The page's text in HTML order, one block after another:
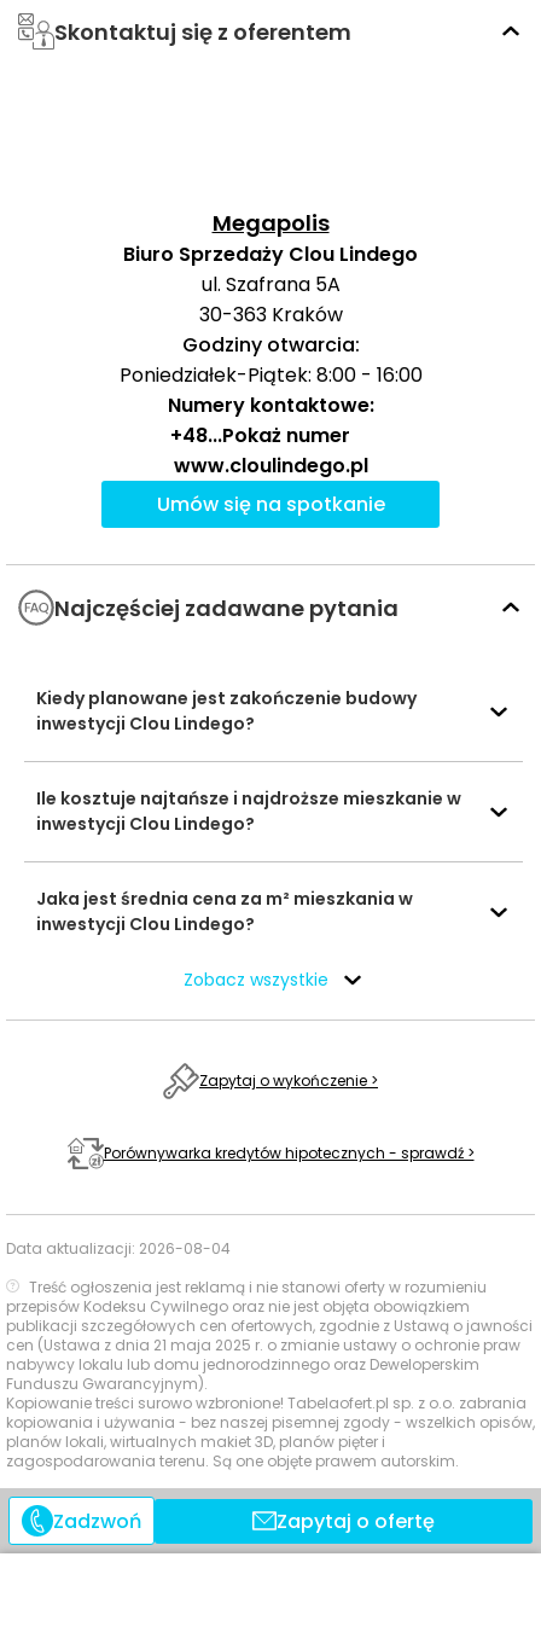
Lokalizacja zapewnia dobrą
codzienną dostępność komunikacji miejskiej, a
najmocniejszym atutem jest bliski przystanek Lindego
oraz szeroka oferta autobusowo-tramwajowa w rejonie
Bronowic Małych.
Ważne miejsca w okolicy: edukacja, sport,
zakupy i rozrywka
placówki edukacyjne, obiekty sportowe oraz punkty
zakupowo-rozrywkowe, które dobrze wspierają
codzienne potrzeby mieszkańców.
Typ usługi Nazwa usługi Odległość
Przedszkola
Ogród Empatii -
Przedszkole
Alternatywne
1020 m 13 min
Przedszkole
Gwiazdeczka
średnie
XVIII Liceum
XVII Liceum
im. Młodej Polski
Uczelnie
Kampus Balicka
Uniwersytet
2095 m 26 min
Baseny i
Obiekty
sportowe
Bronowianka 960 m 12 min
Basen AGH 2698 m 35 min
Centra
handlowe
Galeria
Bronowice
2878 m 38 min
Ocena Tabelaofert:Lokalizacja zapewnia wygodny
dostęp do codziennej infrastruktury edukacyjnej i
sportowej, a dodatkowym atutem jest bliskość dużego
centrum handlowego.
Skontaktuj się z oferentem
Megapolis
Biuro Sprzedaży Clou Lindego
ul. Szafrana 5A
30-363 Kraków
Godziny otwarcia:
Poniedziałek-Piątek: 8:00 - 16:00
Numery kontaktowe:
+48...Pokaż numer
www.cloulindego.pl
Umów się na spotkanie
Najczęściej zadawane pytania
Kiedy planowane jest zakończenie budowy
inwestycji Clou Lindego?
Ile kosztuje najtańsze i najdroższe mieszkanie w
inwestycji Clou Lindego?
Jaka jest średnia cena za m² mieszkania w
inwestycji Clou Lindego?
Zobacz wszystkie
Zapytaj o wykończenie >
Porównywarka kredytów hipotecznych - sprawdź >
Data aktualizacji: 2026-08-04
Treść ogłoszenia jest reklamą i nie stanowi oferty w rozumieniu
przepisów Kodeksu Cywilnego oraz nie jest objęta obowiązkiem
publikacji szczegółowych cen ofertowych, zgodnie z Ustawą o jawności
cen (Ustawa z dnia 21 maja 2025 r. o zmianie ustawy o ochronie praw
nabywcy lokalu lub domu jednorodzinnego oraz Deweloperskim
Funduszu Gwarancyjnym).
Kopiowanie treści surowo wzbronione! Tabelaofert.pl sp. z o.o. zabrania
kopiowania i używania - bez naszej pisemnej zgody - wszelkich opisów,
planów lokali, wirtualnych makiet 3D, planów pięter i
zagospodarowania terenu. Są one objęte prawem autorskim.
Zadzwoń Zapytaj o ofertę